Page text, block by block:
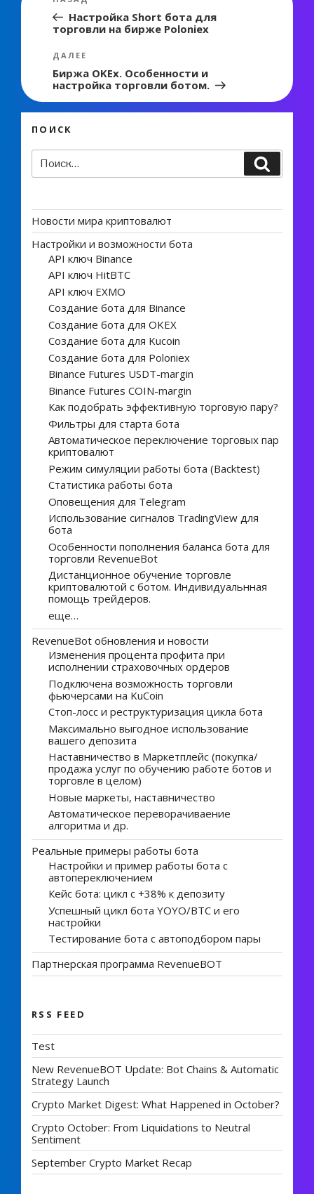
записям
запись:Настройка Short бота для
торговли на бирже Poloniex
Следующая
запись
ДАЛЕЕ
Биржа OKEx. Особенности и
настройка торговли ботом.
ПОИСК
Искать:
Новости мира криптовалют
Настройки и возможности бота
API ключ Binance
API ключ HitBTC
API ключ EXMO
Создание бота для Binance
Создание бота для OKEX
Создание бота для Kucoin
Создание бота для Poloniex
Binance Futures USDT-margin
Binance Futures COIN-margin
Как подобрать эффективную торговую пару?
Фильтры для старта бота
Автоматическое переключение торговых пар
криптовалют
Режим симуляции работы бота (Backtest)
Статистика работы бота
Оповещения для Telegram
Использование сигналов TradingView для
бота
Особенности пополнения баланса бота для
торговли RevenueBot
Дистанционное обучение торговле
криптовалютой с ботом. Индивидуальнная
помощь трейдеров.
еще…
RevenueBot обновления и новости
Изменения процента профита при
исполнении страховочных ордеров
Подключена возможность торговли
фьючерсами на KuCoin
Стоп-лосс и реструктуризация цикла бота
Максимально выгодное использование
вашего депозита
Наставничество в Маркетплейс (покупка/
продажа услуг по обучению работе ботов и
торговле в целом)
Новые маркеты, наставничество
Автоматическое переворачиваение
алгоритма и др.
Реальные примеры работы бота
Настройки и пример работы бота с
автопереключением
Кейс бота: цикл с +38% к депозиту
Успешный цикл бота YOYO/BTC и его
настройки
Тестирование бота с автоподбором пары
Партнерская программа RevenueBOT
RSS FEED
Test
New RevenueBOT Update: Bot Chains & Automatic
Strategy Launch
Crypto Market Digest: What Happened in October?
Crypto October: From Liquidations to Neutral
Sentiment
September Crypto Market Recap